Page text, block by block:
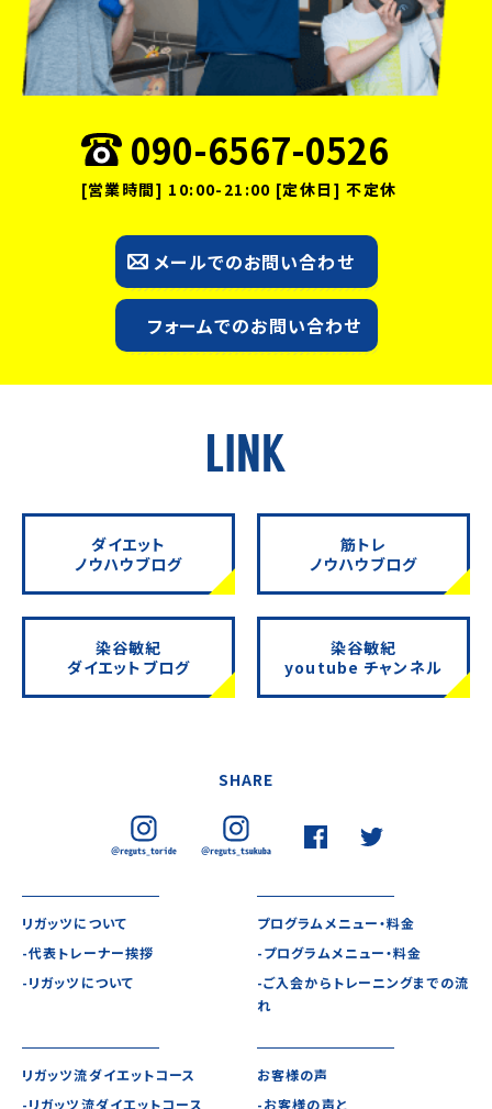
090-6567-0526
[営業時間] 10:00-21:00 [定休日] 不定休
メールでのお問い合わせ
フォームでのお問い合わせ
ダイエット
ノウハウブログ
筋トレ
ノウハウブログ
染谷敏紀
ダイエットブログ
染谷敏紀
youtube チャンネル
SHARE
リガッツについて
-代表トレーナー挨拶
-リガッツについて
プログラムメニュー・料金
-プログラムメニュー・料金
-ご入会からトレーニングまでの流
れ
リガッツ流ダイエットコース
-リガッツ流ダイエットコース
お客様の声
-お客様の声と